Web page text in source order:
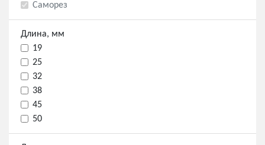
Саморез
Длина, мм
19
25
32
38
45
50